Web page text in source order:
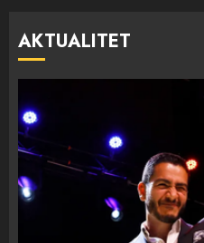
AKTUALITET